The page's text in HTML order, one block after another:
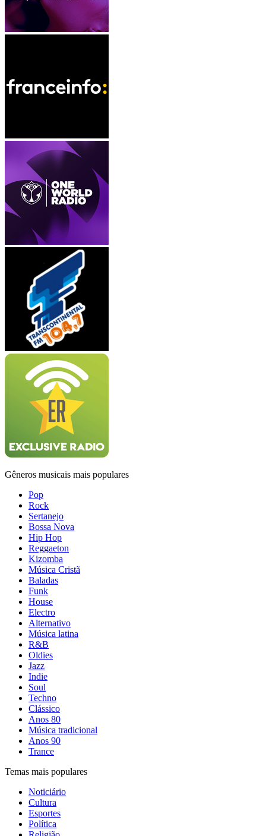
Gêneros musicais mais populares
Pop
Rock
Sertanejo
Bossa Nova
Hip Hop
Reggaeton
Kizomba
Música Cristã
Baladas
Funk
House
Electro
Alternativo
Música latina
R&B
Oldies
Jazz
Indie
Soul
Techno
Clássico
Anos 80
Música tradicional
Anos 90
Trance
Temas mais populares
Noticiário
Cultura
Esportes
Política